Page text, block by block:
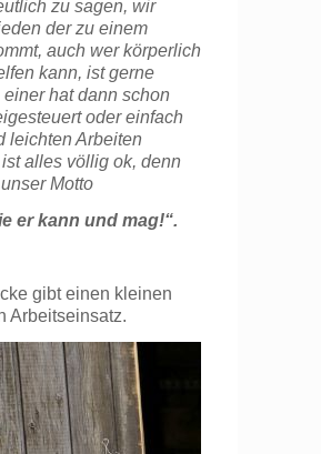
zu sagen, wir
der zu einem
auch wer körperlich
kann, ist gerne
hat dann schon
oder einfach
leichten Arbeiten
alles völlig ok, denn
Motto
er kann und mag!“.
gibt einen kleinen
Arbeitseinsatz.